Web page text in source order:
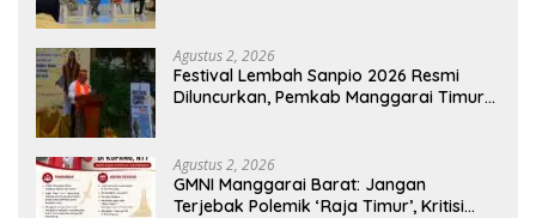
Agustus 2, 2026
Festival Lembah Sanpio 2026 Resmi
Diluncurkan, Pemkab Manggarai Timur
Agustus 2, 2026
GMNI Manggarai Barat: Jangan
Terjebak Polemik ‘Raja Timur’, Kritisi